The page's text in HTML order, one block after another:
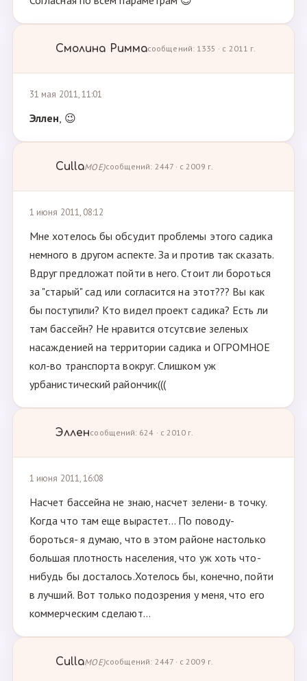
Смолина Риммасообщений: 1335 · с 2011 г.
31 мая 2011, 11:01
Эллен, 😉
CullaМОЕ)сообщений: 2447 · с 2009 г.
1 июня 2011, 08:12
Мне хотелось бы обсудит проблемы этого садика
немного в другом аспекте. За и против так сказать.
Вдруг предложат пойти в него. Стоит ли бороться
за "старый" сад или согласится на этот??? Вы как
бы поступили? Кто видел проект садика? Есть ли
там бассейн? Не нравится отсутсвие зеленых
насажденией на территории садика и ОГРОМНОЕ
кол-во транспорта вокруг. Слишком уж
урбанистический райончик(((
Элленсообщений: 624 · с 2010 г.
1 июня 2011, 16:08
Насчет бассейна не знаю, насчет зелени- в точку.
Когда что там еще вырастет... По поводу-
бороться- я думаю, что в этом районе настолько
большая плотность населения, что уж хоть что-
нибудь бы досталось.Хотелось бы, конечно, пойти
в лучший. Вот только подозрения у меня, что его
коммерческим сделают...
CullaМОЕ)сообщений: 2447 · с 2009 г.